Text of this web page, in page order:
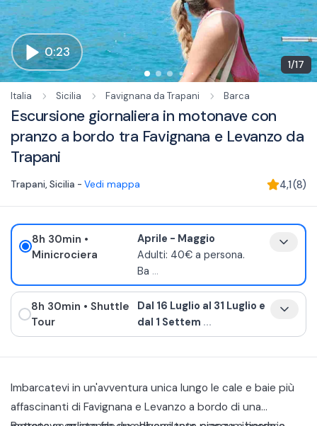
0:23
1/17
Italia Sicilia Favignana da Trapani Barca
Escursione giornaliera in motonave con
pranzo a bordo tra Favignana e Levanzo da
Trapani
Trapani, Sicilia - Vedi mappa 4,1(8)
8h 30min •
Minicrociera
Aprile - Maggio
Adulti: 40€ a persona.
Ba ...
8h 30min • Shuttle
Tour
Dal 16 Luglio al 31 Luglio e
dal 1 Settem ...
Imbarcatevi in un'avventura unica lungo le cale e baie più
affascinanti di Favignana e Levanzo a bordo di una